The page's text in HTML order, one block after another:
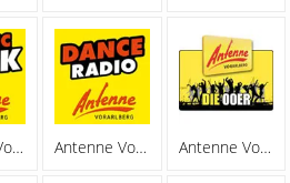
Antenne Vorarlberg Classic Rock Antenne Vorarlberg Dance Radio Antenne Vorarlberg Die 00er